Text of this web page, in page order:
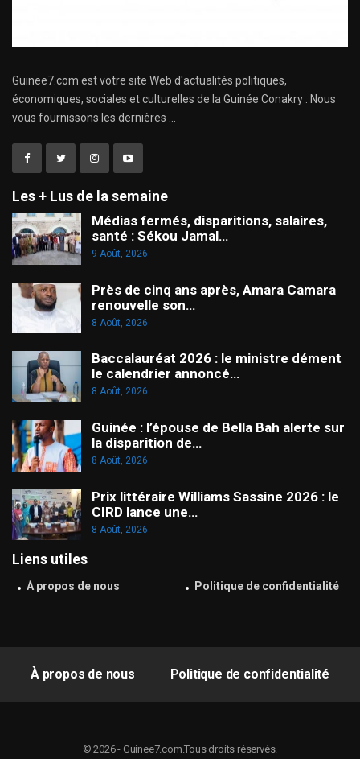
Guinee7.com est votre site Web d'actualités politiques,
économiques, sociales et culturelles de la Guinée Conakry . Nous
vous fournissons les dernières ...
Les + Lus de la semaine
Médias fermés, disparitions, salaires,
santé : Sékou Jamal…
9 Août, 2026
Près de cinq ans après, Amara Camara
renouvelle son…
8 Août, 2026
Baccalauréat 2026 : le ministre dément
le calendrier annoncé…
8 Août, 2026
Guinée : l’épouse de Bella Bah alerte sur
la disparition de…
8 Août, 2026
Prix littéraire Williams Sassine 2026 : le
CIRD lance une…
8 Août, 2026
Liens utiles
À propos de nous Politique de confidentialité
À propos de nous Politique de confidentialité
© 2026 - Guinee7.com.Tous droits réservés.